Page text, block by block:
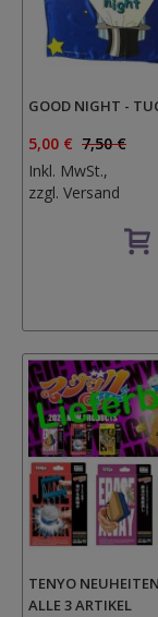
GOOD NIGHT -
5,00 € 7,50 €
Inkl. MwSt.,
zzgl. Versand
TENYO
ALLE 3 ARTIKEL